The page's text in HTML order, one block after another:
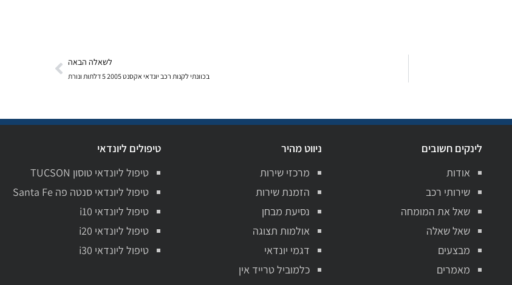
לשאלה הבאה
בכוונתי לקנות רכב יונדאי אקסנט 2005 5 דלתות ונורת
לינקים חשובים
אודות
שירותי רכב
שאל את המומחה
שאל שאלה
מבצעים
מאמרים
ניווט מהיר
מרכזי שירות
הזמנת שירות
נסיעת מבחן
אולמות תצוגה
דגמי יונדאי
כלמוביל טרייד אין
טיפולים ליונדאי
טיפול ליונדאי טוסון TUCSON
טיפול ליונדאי סנטה פה Santa Fe
טיפול ליונדאי i10
טיפול ליונדאי i20
טיפול ליונדאי i30